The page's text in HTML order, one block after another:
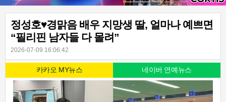
정성호♥경맑음 배우 지망생 딸, 얼마나 예쁘면
“필리핀 남자들 다 몰려”
2026-07-09 16:06:42
카카오 MY뉴스 네이버 연예뉴스